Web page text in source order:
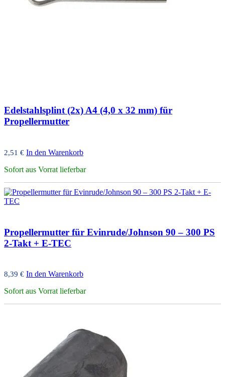
Edelstahlsplint (2x) A4 (4,0 x 32 mm) für
Propellermutter
2,51 € In den Warenkorb
Sofort aus Vorrat lieferbar
Propellermutter für Evinrude/Johnson 90 – 300 PS
2-Takt + E-TEC
8,39 € In den Warenkorb
Sofort aus Vorrat lieferbar